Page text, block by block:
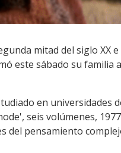
mitad del siglo XX e
este sábado su familia
en universidades
seis volúmenes,
del pensamiento